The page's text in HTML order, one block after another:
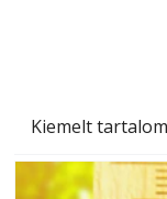
Kiemelt tartalom